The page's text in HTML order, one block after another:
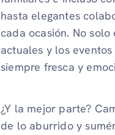
hasta elegantes
cada ocasión. No
actuales y los
siempre fresca y
¿Y la mejor parte?
de lo aburrido y